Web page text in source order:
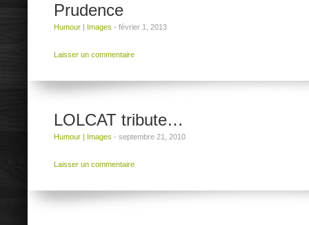
Prudence
Humour Images - février 1, 2013
Laisser un commentaire
LOLCAT tribute…
Humour Images - septembre 21, 2010
Laisser un commentaire